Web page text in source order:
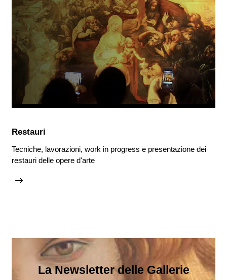
Restauri
Tecniche, lavorazioni, work in progress e presentazione dei
restauri delle opere d'arte
La Newsletter delle Gallerie